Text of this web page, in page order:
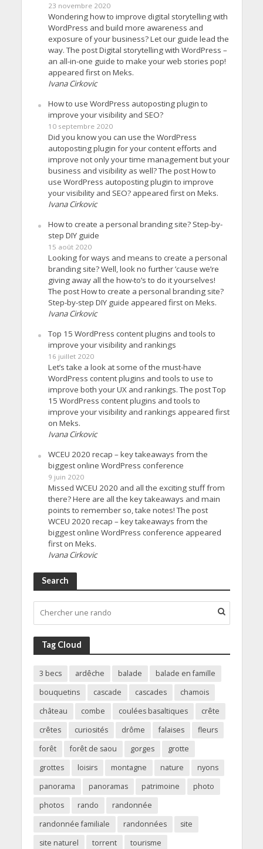
23 novembre 2020
Wondering how to improve digital storytelling with
WordPress and build more awareness and
exposure of your business? Let our guide lead the
way. The post Digital storytelling with WordPress –
an all-in-one guide to make your web stories pop!
appeared first on Meks.
Ivana Cirkovic
How to use WordPress autoposting plugin to
improve your visibility and SEO?
10 septembre 2020
Did you know you can use the WordPress
autoposting plugin for your content efforts and
improve not only your time management but your
business and visibility as well? The post How to
use WordPress autoposting plugin to improve
your visibility and SEO? appeared first on Meks.
Ivana Cirkovic
How to create a personal branding site? Step-by-
step DIY guide
15 août 2020
Looking for ways and means to create a personal
branding site? Well, look no further ’cause we’re
giving away all the how-to’s to do it yourselves!
The post How to create a personal branding site?
Step-by-step DIY guide appeared first on Meks.
Ivana Cirkovic
Top 15 WordPress content plugins and tools to
improve your visibility and rankings
16 juillet 2020
Let’s take a look at some of the must-have
WordPress content plugins and tools to use to
improve both your UX and rankings. The post Top
15 WordPress content plugins and tools to
improve your visibility and rankings appeared first
on Meks.
Ivana Cirkovic
WCEU 2020 recap – key takeaways from the
biggest online WordPress conference
9 juin 2020
Missed WCEU 2020 and all the exciting stuff from
there? Here are all the key takeaways and main
points to remember so, take notes! The post
WCEU 2020 recap – key takeaways from the
biggest online WordPress conference appeared
first on Meks.
Ivana Cirkovic
Search
Tag Cloud
3 becs ardêche balade
balade en famille
bouquetins
cascade cascades
chamois
château
combe coulées basaltiques
crête
crêtes
curiosités drôme falaises
fleurs
forêt
forêt de saou gorges
grotte
grottes
loisirs montagne nature
nyons
panorama
panoramas patrimoine
photo
photos
rando
randonnée
randonnée familiale
randonnées
site
site naturel
torrent
tourisme